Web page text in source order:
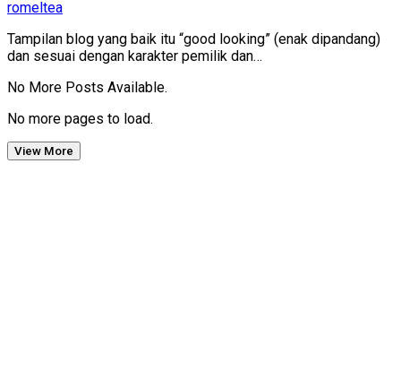
romeltea
Tampilan blog yang baik itu “good looking” (enak dipandang)
dan sesuai dengan karakter pemilik dan…
No More Posts Available.
No more pages to load.
View More